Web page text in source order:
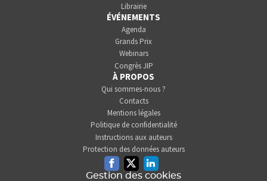
Librairie
ÉVÉNEMENTS
Agenda
Grands Prix
Webinars
Congrès JIP
À PROPOS
Qui sommes-nous ?
Contacts
Mentions légales
Politique de confidentialité
Instructions aux auteurs
Protection des données auteurs
FacebookTwitterLinkedin
Gestion des cookies